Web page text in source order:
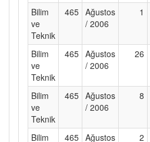
Bilim
ve
Teknik
465 Ağustos
/ 2006
1
Bilim
ve
Teknik
465 Ağustos
/ 2006
26
Bilim
ve
Teknik
465 Ağustos
/ 2006
8
Bilim 465 Ağustos 2